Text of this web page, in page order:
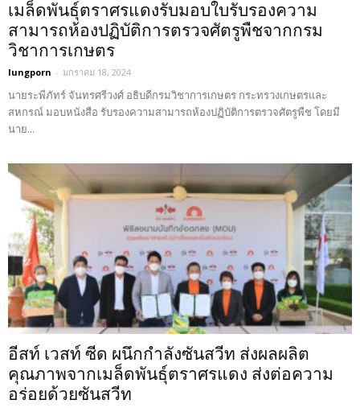
เมล็ดพันธุ์ตราศรแดงรับมอบใบรับรองความ
สามารถห้องปฏิบัติการตรวจศัตรูพืชจากกรม
วิชาการเกษตร
lungporn - มกราคม 18, 2024
นายระพีภัทร์ จันทรศรีวงศ์ อธิบดีกรมวิชาการเกษตร กระทรวงเกษตรและ
สหกรณ์ มอบหนังสือ รับรองความสามารถห้องปฏิบัติการตรวจศัตรูพืช โดยมี
นาย...
อีสท์ เวสท์ ซีด ผนึกกำลังซันสวีท ส่งผลผลิต
คุณภาพจากเมล็ดพันธุ์ตราศรแดง ส่งต่อความ
อร่อยด้วยซันสวีท